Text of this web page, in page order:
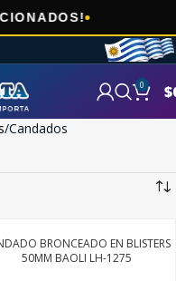
0 $
Candados
BRONCEADO EN BLISTERS
50MM BAOLI LH-1275